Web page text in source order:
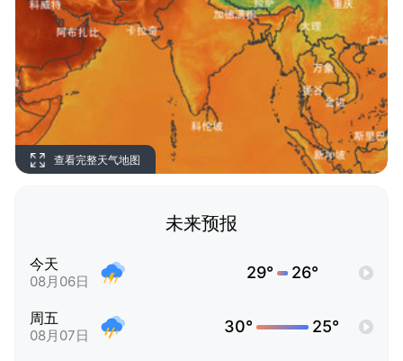
查看完整天气地图
未来预报
今天
08月06日 29° 26°
周五
08月07日 30° 25°